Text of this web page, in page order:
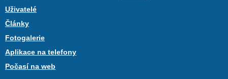
Uživatelé
Články
Fotogalerie
Aplikace na telefony
Počasí na web